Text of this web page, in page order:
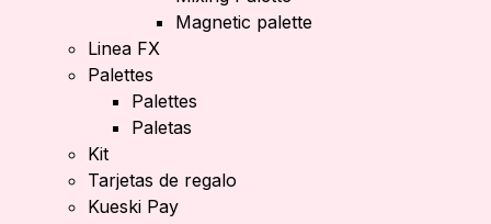
Magnetic palette
Linea FX
Palettes
Palettes
Paletas
Kit
Tarjetas de regalo
Kueski Pay